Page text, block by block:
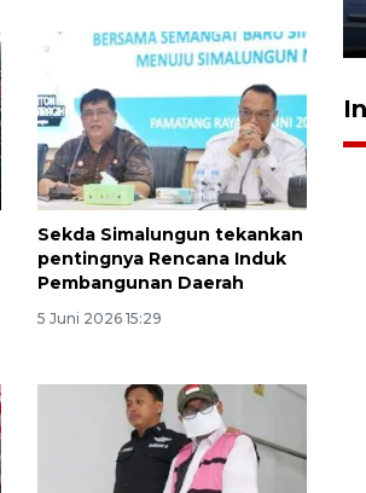
Sekda Simalungun tekankan
pentingnya Rencana Induk
Pembangunan Daerah
5 Juni 2026 15:29